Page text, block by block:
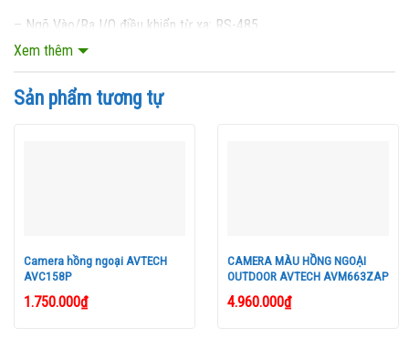
– Ngõ Vào/Ra I/O điều khiển từ xa: RS-485
– Kích thước: 95 (W) x 57 (H) x 24 (D)
Xem thêm
Sản phẩm tương tự
Camera hồng ngoại AVTECH
AVC158P
1.750.000₫
CAMERA MÀU HỒNG NGOẠI
OUTDOOR AVTECH AVM663ZAP
4.960.000₫